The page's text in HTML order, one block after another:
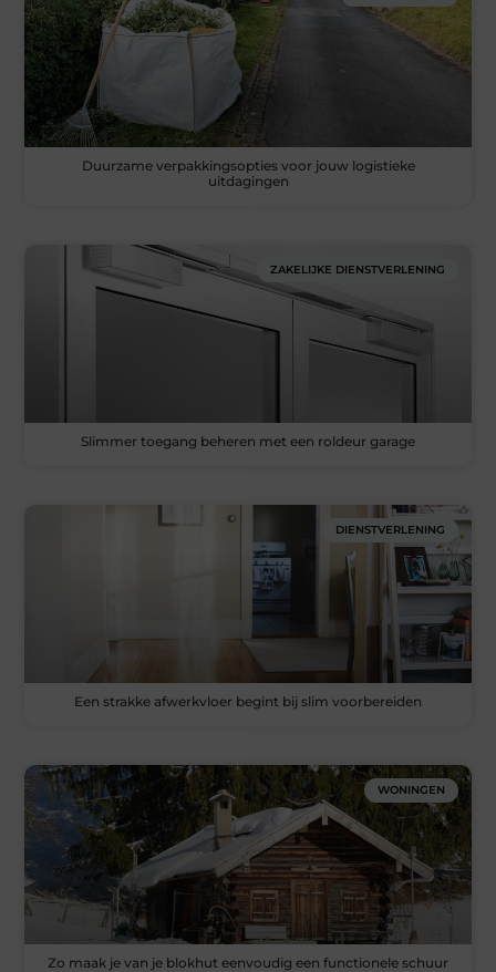
Duurzame verpakkingsopties voor jouw logistieke
uitdagingen
ZAKELIJKE DIENSTVERLENING
Slimmer toegang beheren met een roldeur garage
DIENSTVERLENING
Een strakke afwerkvloer begint bij slim voorbereiden
WONINGEN
Zo maak je van je blokhut eenvoudig een functionele schuur